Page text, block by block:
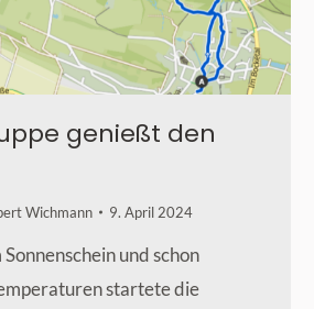
genießt den
Wichmann 9. April 2024
und schon
startete die